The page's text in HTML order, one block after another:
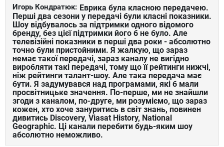
Игорь Кондратюк: Еврика була класною передачею.
Перші два сезони у передачі були класні показники.
Шоу відбувалось за підтримки одного відомого
бренду, без цієї підтримки його б не було. Але
телевізійні показники в перші два роки - абсолютно
точно були пристойними. Я жалкую, що зараз
немає такої передачі, зараз каналу не вигідно
виробляти такі передачі, тому що її рейтинги нижчі,
ніж рейтинги талант-шоу. Але така передача має
бути. Я задумувався над програмами, які б мали
просвітницьке значення. По-перше, ми не знайшли
згоди з каналом, по-друге, ми розуміємо, що зараз
кожен, хто хоче зануритись в світ знань, повинен
дивитись Discovery, Viasat History, National
Geographic. Ці канали перебити будь-яким шоу
абсолютно неможливо.